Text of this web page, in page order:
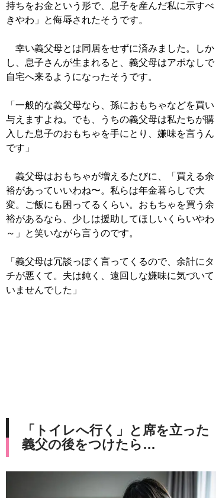
持ちをお金という形で、息子を産んだ私に示すべ
きやわ」と侮辱されたそうです。
幸い義父母とは同居をせずに済みました。しか
し、息子さんが生まれると、義父母はアポなしで
自宅へ来るようになったそうです。
「一般的な義父母なら、孫におもちゃなどを買い
与えますよね。でも、うちの義父母は私たちが購
入した息子のおもちゃを手にとり、嫌味を言うん
です」
義父母はおもちゃが増えるたびに、「買える余
裕があっていいわね〜。私らは年金暮らしで大
変。ご飯にも困ってるくらい。おもちゃを買う余
裕があるなら、少しは援助してほしいくらいやわ
～」と笑いながら言うのです。
「義父母は冗談っぽく言ってくるので、余計にタ
チが悪くて。夫は鈍く、遠回しな嫌味に気づいて
いませんでした」
「トイレへ行く」と席を立った
義父の後をつけたら…